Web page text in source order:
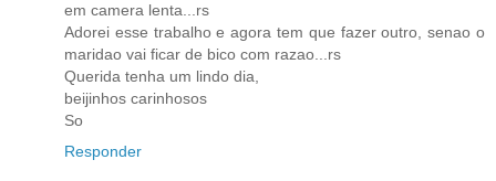
em camera lenta...rs
Adorei esse trabalho e agora tem que fazer outro, senao o
maridao vai ficar de bico com razao...rs
Querida tenha um lindo dia,
beijinhos carinhosos
So
Responder